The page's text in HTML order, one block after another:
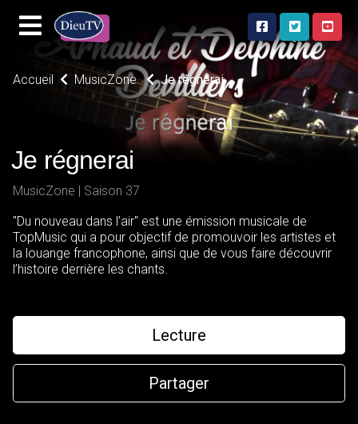
Accueil MusicZone Je régnerai
Je régnerai
MusicZone | Saison 37
"Du nouveau dans l’air" est une émission musicale de
TopMusic qui a pour objectif de promouvoir les artistes et
la louange francophone, ainsi que de vous faire découvrir
l’histoire derrière les chants.
Lecture
Partager